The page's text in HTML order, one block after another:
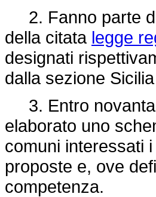
2. Fanno parte
della citata legge
designati
dalla sezione
3. Entro novanta
elaborato uno
comuni interessati
proposte e, ove
competenza.